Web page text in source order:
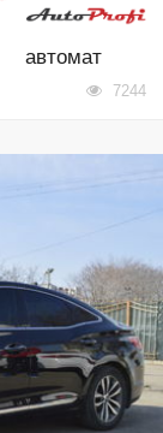
автомат
7244